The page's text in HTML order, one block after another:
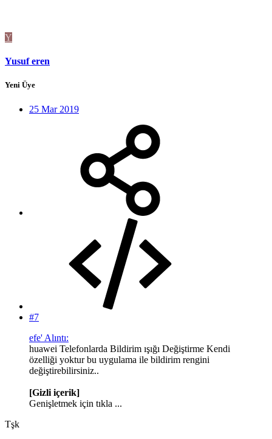
Y
Yusuf eren
Yeni Üye
25 Mar 2019
#7
efe' Alıntı:
huawei Telefonlarda Bildirim ışığı Değiştirme Kendi
özelliği yoktur bu uygulama ile bildirim rengini
değiştirebilirsiniz..
[Gizli içerik]
Genişletmek için tıkla ...
Tşk